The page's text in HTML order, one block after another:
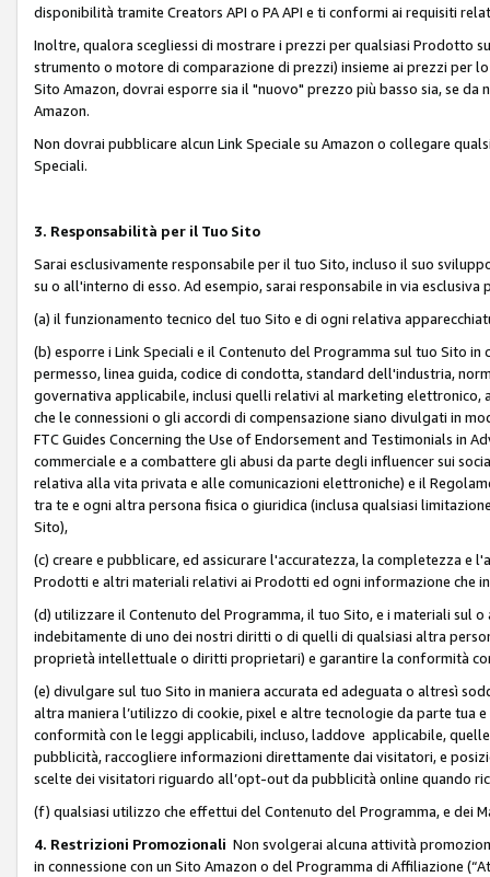
disponibilità tramite Creators API o PA API e ti conformi ai requisiti
Inoltre, qualora scegliessi di mostrare i prezzi per qualsiasi Prodotto
strumento o motore di comparazione di prezzi) insieme ai prezzi
Sito Amazon, dovrai esporre sia il "nuovo" prezzo più basso sia, se
Amazon.
Non dovrai pubblicare alcun Link Speciale su Amazon o collegare
Speciali.
3. Responsabilità per il Tuo Sito
Sarai esclusivamente responsabile per il tuo Sito, incluso il suo
su o all'interno di esso. Ad esempio, sarai responsabile in via esclusiva
(a) il funzionamento tecnico del tuo Sito e di ogni relativa
(b) esporre i Link Speciali e il Contenuto del Programma sul tuo Sito in
permesso, linea guida, codice di condotta, standard dell'industria,
governativa applicabile, inclusi quelli relativi al marketing
che le connessioni o gli accordi di compensazione siano divulgati in
FTC Guides Concerning the Use of Endorsement and Testimonials in
commerciale e a combattere gli abusi da parte degli influencer sui
relativa alla vita privata e alle comunicazioni elettroniche) e il
tra te e ogni altra persona fisica o giuridica (inclusa qualsiasi
Sito),
(c) creare e pubblicare, ed assicurare l'accuratezza, la completezza
Prodotti e altri materiali relativi ai Prodotti ed ogni informazione che
(d) utilizzare il Contenuto del Programma, il tuo Sito, e i materiali sul
indebitamente di uno dei nostri diritti o di quelli di qualsiasi altra
proprietà intellettuale o diritti proprietari) e garantire la conformità
(e) divulgare sul tuo Sito in maniera accurata ed adeguata o altresì
altra maniera l’utilizzo di cookie, pixel e altre tecnologie da parte tua
conformità con le leggi applicabili, incluso, laddove applicabile,
pubblicità, raccogliere informazioni direttamente dai visitatori, e
scelte dei visitatori riguardo all’opt-out da pubblicità online quando
(f) qualsiasi utilizzo che effettui del Contenuto del Programma, e dei
4. Restrizioni Promozionali Non svolgerai alcuna attività
in connessione con un Sito Amazon o del Programma di Affiliazione